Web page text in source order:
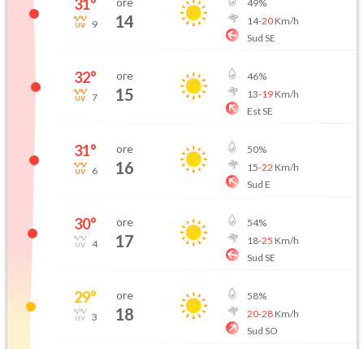
31°
9 14
49%
14-20Km/h
Sud SE
32°
7
ore
15
46%
13-19Km/h
Est SE
31°
6
ore
16
50%
15-22 Km/h
Sud E
30°
4
ore
17
54%
18-25 Km/h
Sud SE
29°
3
ore
18
58%
20-28Km/h
Sud SO